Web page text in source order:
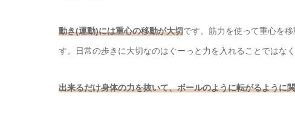
動き(運動)には重心の移動が大切です。筋力を使って重心を
す。日常の歩きに大切なのはぐーっと力を入れることではなく
出来るだけ身体の力を抜いて、ボールのように転がるように